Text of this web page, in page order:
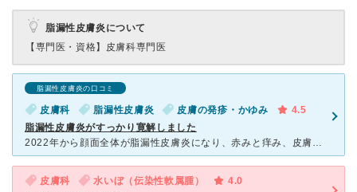
脂漏性皮膚炎について
【専門医・資格】 皮膚科専門医
脂漏性皮膚炎の口コミ
皮膚科 脂漏性皮膚炎 皮膚の発疹・かゆみ
4.5
脂漏性皮膚炎がすっかり寛解しました
2022年から顔面全体が脂漏性皮膚炎になり、赤みと痒み、皮膚が剥がれ落ち、見た目も20、30歳くらいは老けた感じになり、とても落ち込んでいました。 地元の非ステロイドを推奨しているという皮膚科に
皮膚科 水いぼ（伝染性軟属腫）
4.0